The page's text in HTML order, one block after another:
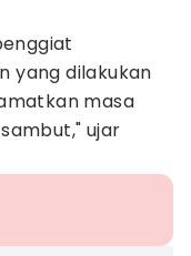
yang dilakukan
masa
ujar